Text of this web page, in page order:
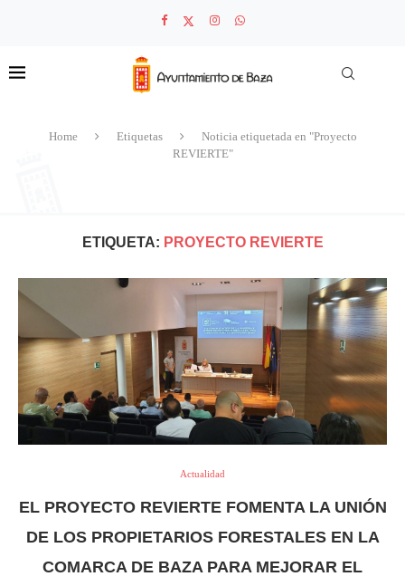
Home Etiquetas
Noticia etiquetada en "Proyecto
REVIERTE"
ETIQUETA: PROYECTO REVIERTE
Actualidad
EL PROYECTO REVIERTE FOMENTA LA UNIÓN
DE LOS PROPIETARIOS FORESTALES EN LA
COMARCA DE BAZA PARA MEJORAR EL